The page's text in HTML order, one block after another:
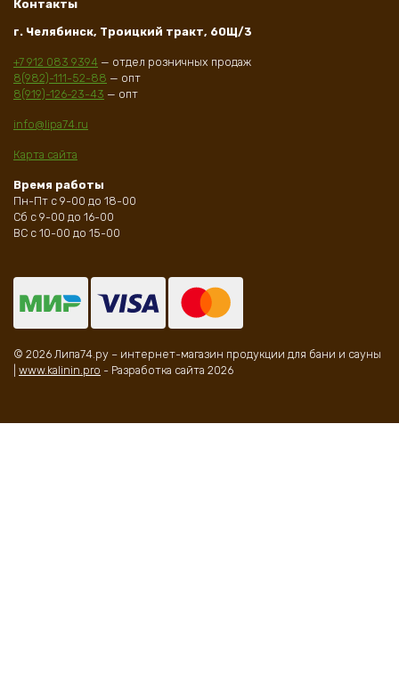
Контакты
г. Челябинск, Троицкий тракт, 60Щ/3
+7 912 083 9394 — отдел розничных продаж
8(982)-111-52-88 — опт
8(919)-126-23-43 — опт
info@lipa74.ru
Карта сайта
Время работы
Пн-Пт с 9-00 до 18-00
Сб с 9-00 до 16-00
ВС с 10-00 до 15-00
© 2026 Липа74.ру – интернет-магазин продукции для бани и сауны
www.kalinin.pro - Разработка сайта 2026